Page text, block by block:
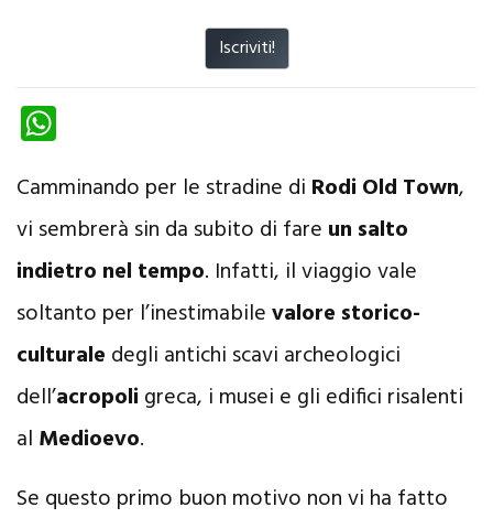
Iscriviti!
ts
A
p
p
Camminando per le stradine di Rodi Old Town,
vi sembrerà sin da subito di fare un salto
indietro nel tempo. Infatti, il viaggio vale
soltanto per l’inestimabilevalore storico-
culturale degli antichi scavi archeologici
dell’acropoli greca, i musei e gli edifici risalenti
al Medioevo.
Se questo primo buon motivo non vi ha fatto